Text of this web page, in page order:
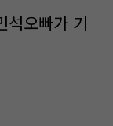
석오빠가 기